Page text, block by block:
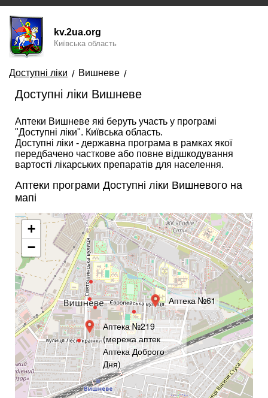
kv.2ua.org
Київська область
Доступні ліки Вишневе
Доступні ліки Вишневе
Аптеки Вишневе які беруть участь у програмі
"Доступні ліки". Київська область.
Доступні ліки - державна програма в рамках якої
передбачено часткове або повне відшкодування
вартості лікарських препаратів для населення.
Аптеки програми Доступні ліки Вишневого на
мапі
Аптека №61
Аптека №219
(мережа аптек
Аптека Доброго
Дня)
+
−